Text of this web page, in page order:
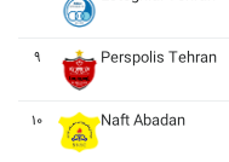
۹ Perspolis Tehran
۱۰ Naft Abadan